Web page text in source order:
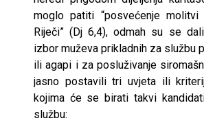
moglo patiti “posvećenje molitvi
Riječi” (Dj 6,4), odmah su se
izbor muževa prikladnih za službu
ili agapi i za posluživanje
jasno postavili tri uvjeta ili
kojima će se birati takvi
službu: